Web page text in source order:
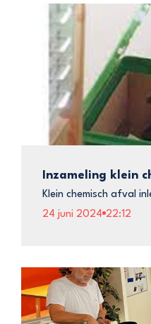
Inzameling klein
Klein chemisch afval
24 juni 2024 22:12